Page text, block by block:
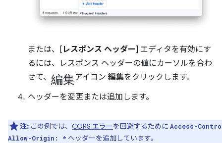
または、[ レスポンス ヘッダー] エディタを有効にす
るには、レスポンス ヘッダーの値にカーソルを合わ
せて、 編集アイコン 編集をクリックします。
ヘッダーを変更または追加します。
注: この例では、 CORS エラーを回避するために Access-
Allow-Origin: * ヘッダーを追加しています。